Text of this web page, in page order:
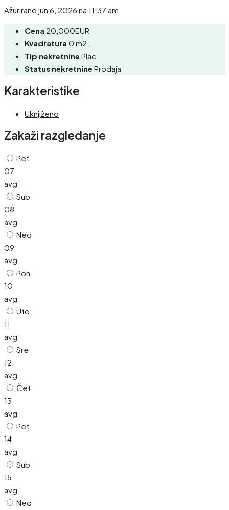
Ažurirano jun 6, 2026 na 11:37 am
Cena 20,000EUR
Kvadratura 0 m2
Tip nekretnine Plac
Status nekretnine Prodaja
Karakteristike
Uknjiženo
Zakaži razgledanje
Pet
07
avg
Sub
08
avg
Ned
09
avg
Pon
10
avg
Uto
11
avg
Sre
12
avg
Čet
13
avg
Pet
14
avg
Sub
15
avg
Ned